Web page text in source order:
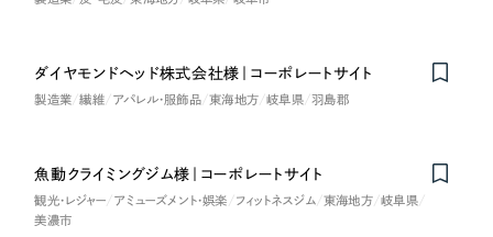
ダイヤモンドヘッド株式会社様｜コーポレートサイト
製造業 繊維 アパレル・服飾品 東海地方 岐阜県 羽島郡
魚動クライミングジム様｜コーポレートサイト
観光・レジャー アミューズメント・娯楽 フィットネスジム 東海地方
岐阜県
美濃市